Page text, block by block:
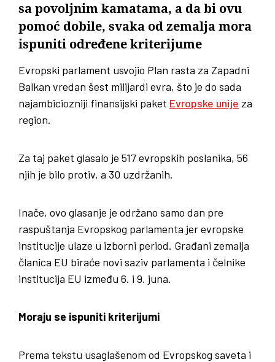
sa povoljnim kamatama, a da bi ovu
pomoć dobile, svaka od zemalja mora
ispuniti određene kriterijume
Evropski parlament usvojio Plan rasta za Zapadni
Balkan vredan šest milijardi evra, što je do sada
najambiciozniji finansijski paket Evropske unije za
region.
Za taj paket glasalo je 517 evropskih poslanika, 56
njih je bilo protiv, a 30 uzdržanih.
Inače, ovo glasanje je održano samo dan pre
raspuštanja Evropskog parlamenta jer evropske
institucije ulaze u izborni period. Građani zemalja
članica EU biraće novi saziv parlamenta i čelnike
institucija EU između 6. i 9. juna.
Moraju se ispuniti kriterijumi
Prema tekstu usaglašenom od Evropskog saveta i